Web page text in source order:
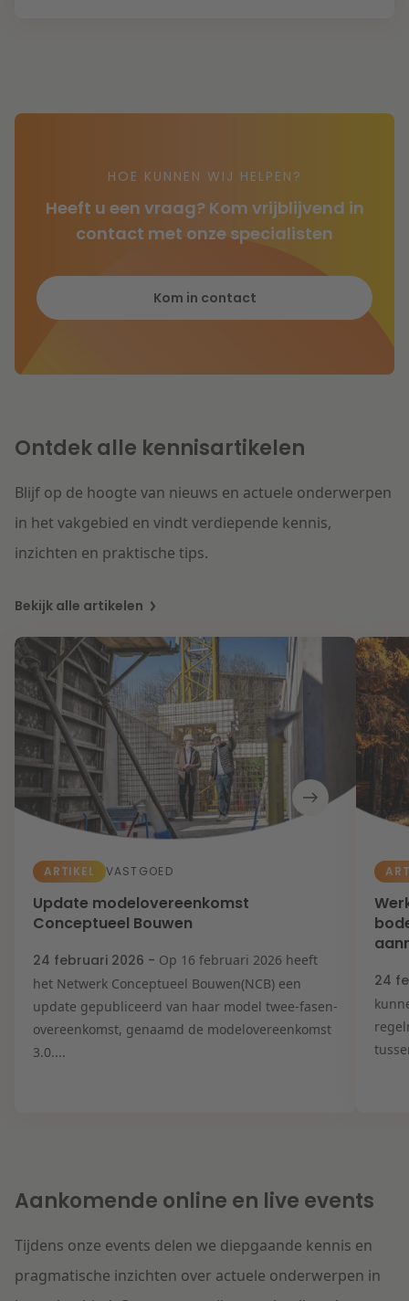
HOE KUNNEN WIJ HELPEN?
Heeft u een vraag? Kom vrijblijvend in
contact met onze specialisten
Kom in contact
Ontdek alle kennisartikelen
Blijf op de hoogte van nieuws en actuele onderwerpen
in het vakgebied en vindt verdiepende kennis,
inzichten en praktische tips.
Bekijk alle artikelen
ARTIKEL VASTGOED
Update modelovereenkomst
Conceptueel Bouwen
24 februari 2026 - Op 16 februari 2026 heeft
het Netwerk Conceptueel Bouwen(NCB) een
update gepubliceerd van haar model twee-fasen-
overeenkomst, genaamd de modelovereenkomst
3.0....
24
Aankomende online en live events
Tijdens onze events delen we diepgaande kennis en
pragmatische inzichten over actuele onderwerpen in